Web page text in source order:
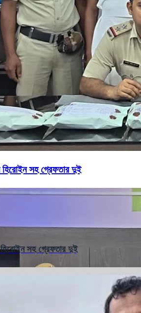
লালগোলায় তিন কোটির হিরোইন সহ গ্রেফতার দুই
লালগোলায় তিন কোটির হিরোইন সহ গ্রেফতার দুই